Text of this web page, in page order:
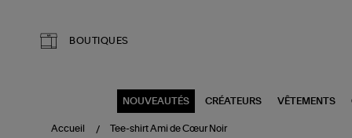
BOUTIQUES
NOUVEAUTÉS CRÉATEURS VÊTEMENTS
Accueil Tee-shirt Ami de Cœur Noir